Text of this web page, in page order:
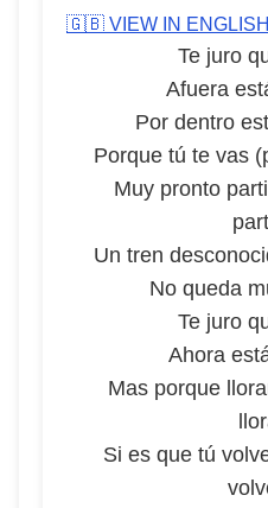
🇬🇧 VIEW IN ENGLISH
Te juro
Afuera
Por dentro
Porque tú te vas
Muy pronto
Un tren
No queda
Te juro
Ahora
Mas porque
Si es que tú